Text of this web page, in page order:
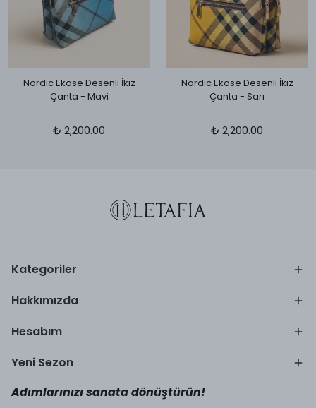
Nordic Ekose Desenli İkiz
Çanta - Mavi
₺ 2,200.00
Nordic Ekose Desenli İkiz
Çanta - Sarı
₺ 2,200.00
Kategoriler
Hakkımızda
Hesabım
Yeni Sezon
Adımlarınızı sanata dönüştürün!